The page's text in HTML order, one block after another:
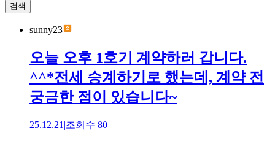
검색
sunny23
오늘 오후 1호기 계약하러 갑니다.
^^*전세 승계하기로 했는데, 계약 전
궁금한 점이 있습니다~
25.12.21 |조회수 80